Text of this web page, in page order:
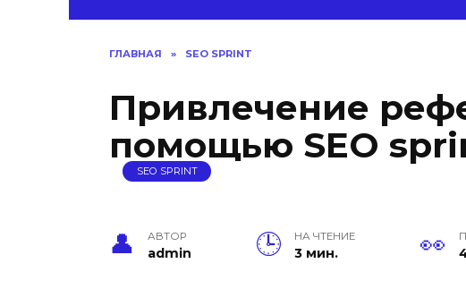
ГЛАВНАЯ » SEO SPRINT
Привлечение
помощью SEO
SEO SPRINT
АВТОР
admin
НА ЧТЕНИЕ
3 мин.